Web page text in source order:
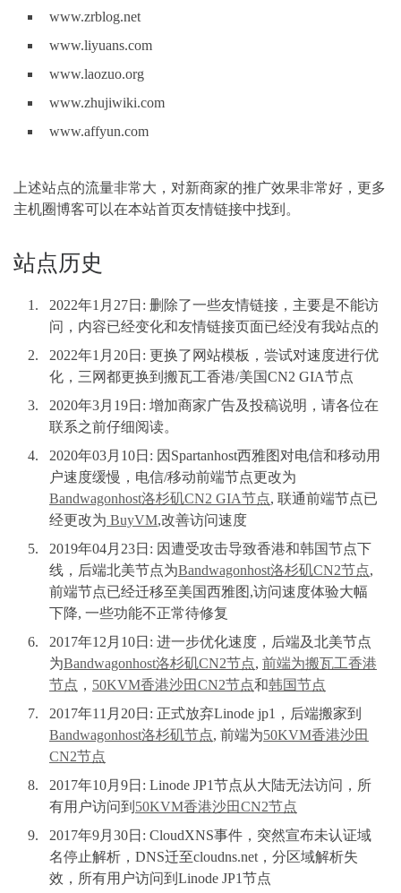
www.zrblog.net
www.liyuans.com
www.laozuo.org
www.zhujiwiki.com
www.affyun.com
上述站点的流量非常大，对新商家的推广效果非常好，更多
主机圈博客可以在本站首页友情链接中找到。
站点历史
2022年1月27日: 删除了一些友情链接，主要是不能访
问，内容已经变化和友情链接页面已经没有我站点的
2022年1月20日: 更换了网站模板，尝试对速度进行优
化，三网都更换到搬瓦工香港/美国CN2 GIA节点
2020年3月19日: 增加商家广告及投稿说明，请各位在
联系之前仔细阅读。
2020年03月10日: 因Spartanhost西雅图对电信和移动用
户速度缓慢，电信/移动前端节点更改为
Bandwagonhost洛杉矶CN2 GIA节点, 联通前端节点已
经更改为 BuyVM,改善访问速度
2019年04月23日: 因遭受攻击导致香港和韩国节点下
线，后端北美节点为Bandwagonhost洛杉矶CN2节点,
前端节点已经迁移至美国西雅图,访问速度体验大幅
下降, 一些功能不正常待修复
2017年12月10日: 进一步优化速度，后端及北美节点
为Bandwagonhost洛杉矶CN2节点, 前端为搬瓦工香港
节点 ， 50KVM香港沙田CN2节点和韩国节点
2017年11月20日: 正式放弃Linode jp1，后端搬家到
Bandwagonhost洛杉矶节点, 前端为50KVM香港沙田
CN2节点
2017年10月9日: Linode JP1节点从大陆无法访问，所
有用户访问到 50KVM香港沙田CN2节点
2017年9月30日: CloudXNS事件，突然宣布未认证域
名停止解析，DNS迁至cloudns.net，分区域解析失
效，所有用户访问到Linode JP1节点